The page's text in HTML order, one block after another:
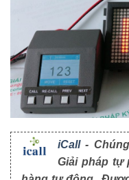
iCall-
Giải pháp tự